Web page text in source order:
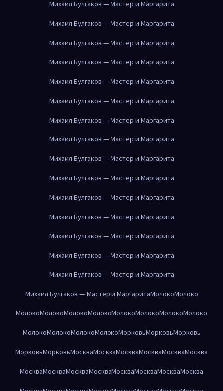
Михаил Булгаков — Мастер и Маргарита
Михаил Булгаков — Мастер и Маргарита
Михаил Булгаков — Мастер и Маргарита
Михаил Булгаков — Мастер и Маргарита
Михаил Булгаков — Мастер и Маргарита
Михаил Булгаков — Мастер и Маргарита
Михаил Булгаков — Мастер и Маргарита
Михаил Булгаков — Мастер и Маргарита
Михаил Булгаков — Мастер и Маргарита
Михаил Булгаков — Мастер и Маргарита
Михаил Булгаков — Мастер и Маргарита
Михаил Булгаков — Мастер и Маргарита
Михаил Булгаков — Мастер и Маргарита
Михаил Булгаков — Мастер и Маргарита
Михаил Булгаков — Мастер и Маргарита
Михаил Булгаков — Мастер и МаргаритаМолокоМолоко
МолокоМолокоМолокоМолокоМолокоМолокоМолокоМолоко
МолокоМолокоМолокоМолокоМорковьМорковьМорковь
МорковьМорковьМоскваМоскваМоскваМоскваМоскваМосква
МоскваМоскваМоскваМоскваМоскваМоскваМоскваМосква